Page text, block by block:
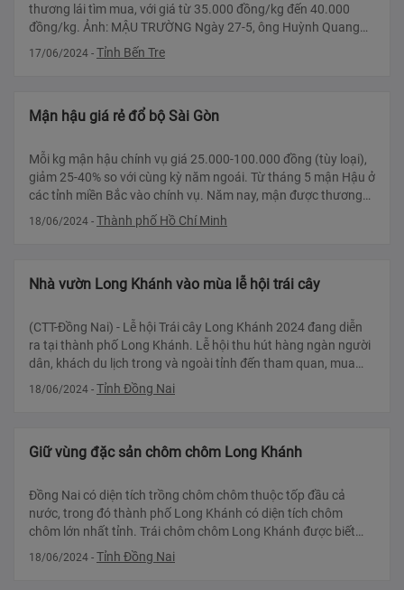
thương lái tìm mua, với giá từ 35.000 đồng/kg đến 40.000
đồng/kg. Ảnh: MẬU TRƯỜNG Ngày 27-5, ông Huỳnh Quang
Đức - phó giám đốc Sở Nông ng
17/06/2024 - Tỉnh Bến Tre
Mận hậu giá rẻ đổ bộ Sài Gòn
Mỗi kg mận hậu chính vụ giá 25.000-100.000 đồng (tùy loại),
giảm 25-40% so với cùng kỳ năm ngoái. Từ tháng 5 mận Hậu ở
các tỉnh miền Bắc vào chính vụ. Năm nay, mận được thương
lái nhập về Sài G?
18/06/2024 - Thành phố Hồ Chí Minh
Nhà vườn Long Khánh vào mùa lễ hội trái cây
​​​(CTT-Đồng Nai) - Lễ hội Trái cây Long Khánh 2024 đang diễn
ra tại thành phố Long Khánh. Lễ hội thu hút hàng ngàn người
dân, khách du lịch trong và ngoài tỉnh đến tham quan, mua
sắm, thưởng thức nông
18/06/2024 - Tỉnh Đồng Nai
Giữ vùng đặc sản chôm chôm Long Khánh
Đồng Nai có diện tích trồng chôm chôm thuộc tốp đầu cả
nước, trong đó thành phố Long Khánh có diện tích chôm
chôm lớn nhất tỉnh. Trái chôm chôm Long Khánh được biết
tiếng trên thị trường và là m
18/06/2024 - Tỉnh Đồng Nai